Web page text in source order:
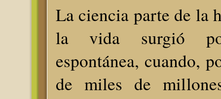
La ciencia parte de la
la vida surgió
espontánea, cuando,
de miles de